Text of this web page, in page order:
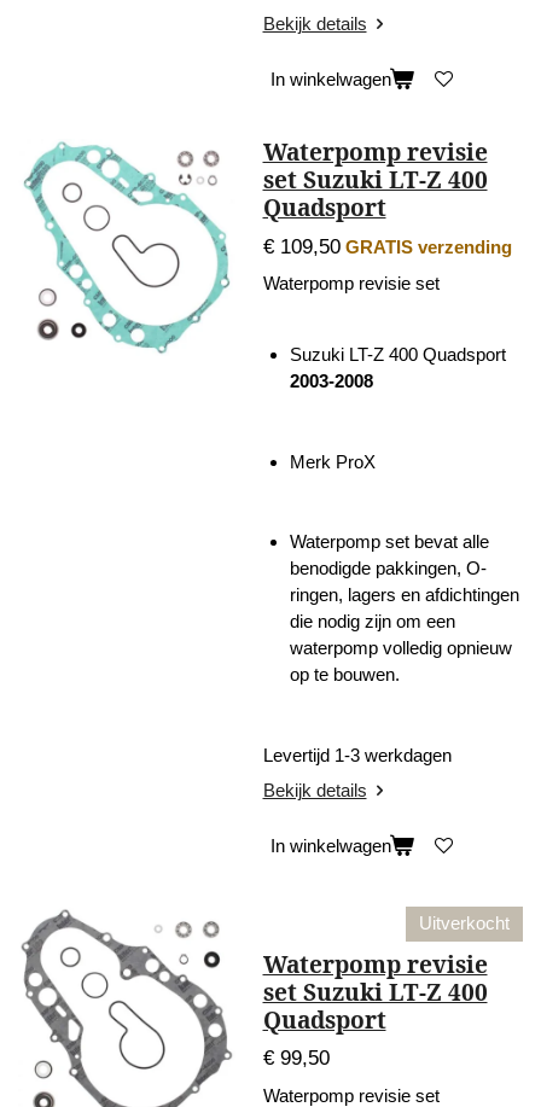
Bekijk details
In winkelwagen
Waterpomp revisie
set Suzuki LT-Z 400
Quadsport
€ 109,50 GRATIS verzending
Waterpomp revisie set
Suzuki LT-Z 400 Quadsport
2003-2008
Merk ProX
Waterpomp set bevat alle
benodigde pakkingen, O-
ringen, lagers en afdichtingen
die nodig zijn om een
waterpomp volledig opnieuw
op te bouwen.
Levertijd 1-3 werkdagen
Bekijk details
In winkelwagen
Uitverkocht
Waterpomp revisie
set Suzuki LT-Z 400
Quadsport
€ 99,50
Waterpomp revisie set